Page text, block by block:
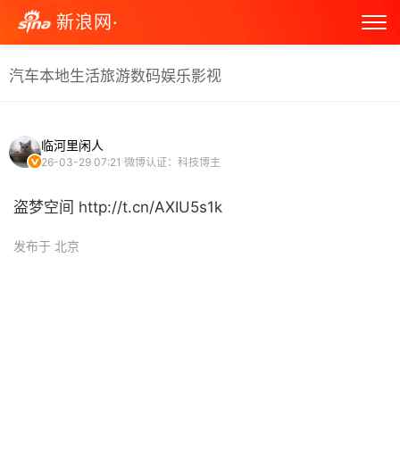
新浪网·
汽车本地生活旅游数码娱乐影视
临河里闲人
26-03-29 07:21 微博认证：科技博主
盗梦空间 http://t.cn/AXIU5s1k ​
发布于 北京